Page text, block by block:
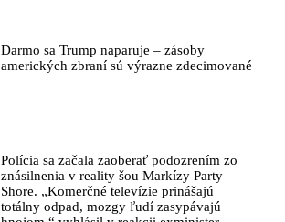
Darmo sa Trump naparuje – zásoby
amerických zbraní sú výrazne zdecimované
Polícia sa začala zaoberať podozrením zo
znásilnenia v reality šou Markízy Party
Shore. „Komerčné televízie prinášajú
totálny odpad, mozgy ľudí zasypávajú